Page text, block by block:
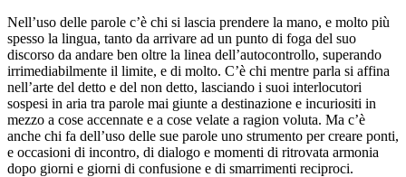
Nell’uso delle parole c’è chi si lascia prendere la mano, e molto più
spesso la lingua, tanto da arrivare ad un punto di foga del suo
discorso da andare ben oltre la linea dell’autocontrollo, superando
irrimediabilmente il limite, e di molto. C’è chi mentre parla si affina
nell’arte del detto e del non detto, lasciando i suoi interlocutori
sospesi in aria tra parole mai giunte a destinazione e incuriositi in
mezzo a cose accennate e a cose velate a ragion voluta. Ma c’è
anche chi fa dell’uso delle sue parole uno strumento per creare ponti,
e occasioni di incontro, di dialogo e momenti di ritrovata armonia
dopo giorni e giorni di confusione e di smarrimenti reciproci.